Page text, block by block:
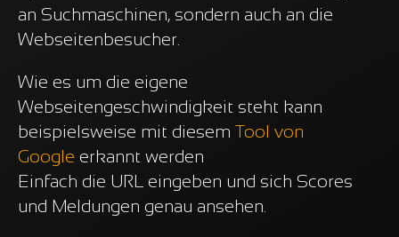
an Suchmaschinen, sondern auch an die
Webseitenbesucher.
Wie es um die eigene
Webseitengeschwindigkeit steht kann
beispielsweise mit diesem Tool von
Google erkannt werden
Einfach die URL eingeben und sich Scores
und Meldungen genau ansehen.